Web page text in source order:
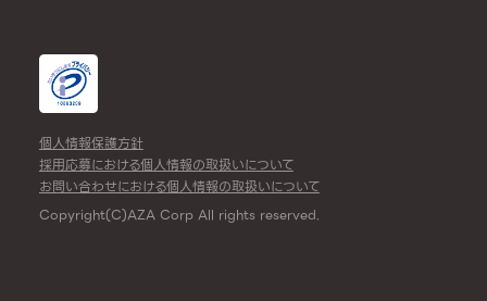
個人情報保護方針
採用応募における個人情報の取扱いについて
お問い合わせにおける個人情報の取扱いについて
Copyright(C)AZA Corp All rights reserved.